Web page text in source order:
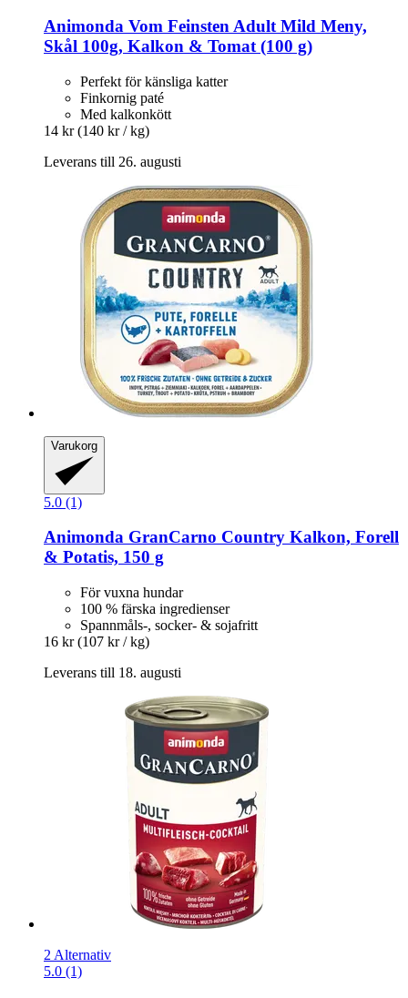
Animonda Vom Feinsten Adult Mild Meny,
Skål 100g, Kalkon & Tomat (100 g)
Perfekt för känsliga katter
Finkornig paté
Med kalkonkött
14 kr (140 kr / kg)
Leverans till 26. augusti
Varukorg
5.0 (1)
Animonda GranCarno Country Kalkon, Forell
& Potatis, 150 g
För vuxna hundar
100 % färska ingredienser
Spannmåls-, socker- & sojafritt
16 kr (107 kr / kg)
Leverans till 18. augusti
2 Alternativ
5.0 (1)